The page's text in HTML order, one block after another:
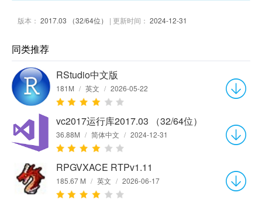
版本： 2017.03 （32/64位） | 更新时间： 2024-12-31
同类推荐
RStudio中文版
181M / 英文 / 2026-05-22
vc2017运行库2017.03 （32/64位）
36.88M / 简体中文 / 2024-12-31
RPGVXACE RTPv1.11
185.67 M / 英文 / 2026-06-17